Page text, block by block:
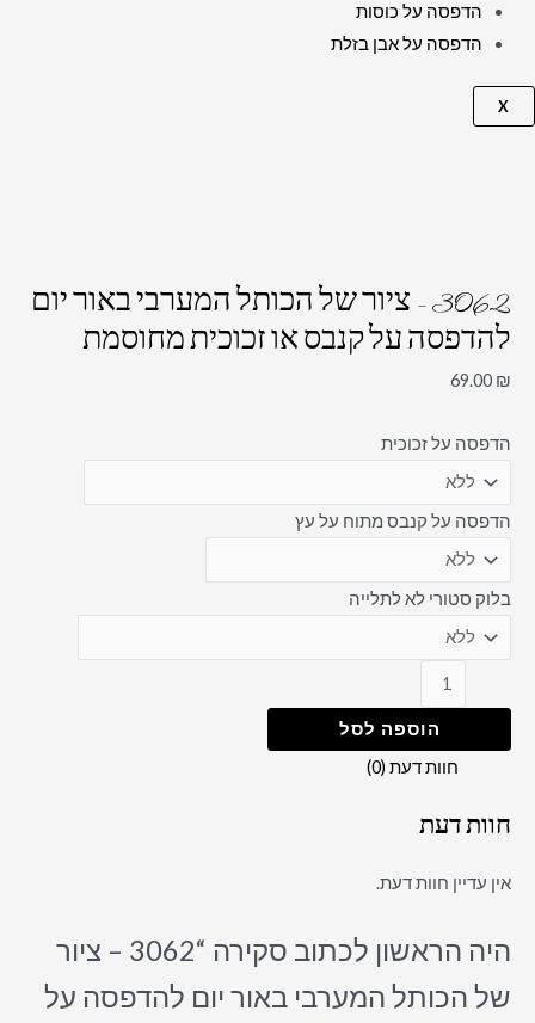
הדפסה על כוסות
הדפסה על אבן בזלת
X
3062 – ציור של הכותל המערבי באור יום
להדפסה על קנבס או זכוכית מחוסמת
69.00 ₪
הדפסה על זכוכית
הדפסה על קנבס מתוח על עץ
בלוק סטורי לא לתלייה
הוספה לסל
חוות דעת (0)
חוות דעת
אין עדיין חוות דעת.
היה הראשון לכתוב סקירה “3062 – ציור
של הכותל המערבי באור יום להדפסה על